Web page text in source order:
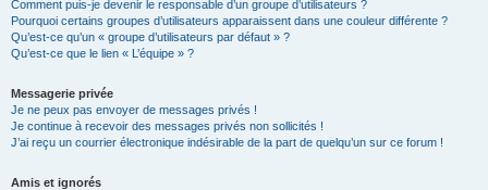
Comment puis-je devenir le responsable d’un groupe d’utilisateurs ?
Pourquoi certains groupes d’utilisateurs apparaissent dans une couleur différente ?
Qu’est-ce qu’un « groupe d’utilisateurs par défaut » ?
Qu’est-ce que le lien « L’équipe » ?
Messagerie privée
Je ne peux pas envoyer de messages privés !
Je continue à recevoir des messages privés non sollicités !
J’ai reçu un courrier électronique indésirable de la part de quelqu’un sur ce forum !
Amis et ignorés